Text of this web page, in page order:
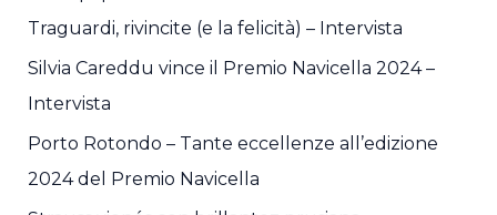
Traguardi, rivincite (e la felicità) – Intervista
Silvia Careddu vince il Premio Navicella 2024 –
Intervista
Porto Rotondo – Tante eccellenze all’edizione
2024 del Premio Navicella